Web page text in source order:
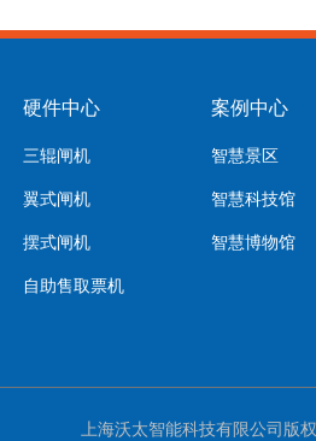
硬件中心
三辊闸机
翼式闸机
摆式闸机
自助售取票机
案例中心
智慧景区
智慧科技馆
智慧博物馆
上海沃太智能科技有限公司版